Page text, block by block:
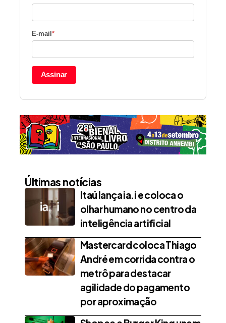
E-mail *
Assinar
Últimas notícias
Itaú lança ia.i e coloca o
olhar humano no centro da
inteligência artificial
Mastercard coloca Thiago
André em corrida contra o
metrô para destacar
agilidade do pagamento
por aproximação